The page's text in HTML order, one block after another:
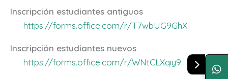
Inscripción estudiantes antiguos
https://forms.office.com/r/T7wbUG9GhX
Inscripción estudiantes nuevos
https://forms.office.com/r/WNtCLXqiy9